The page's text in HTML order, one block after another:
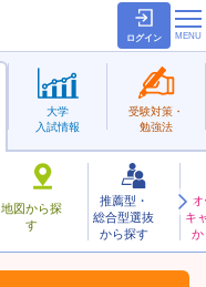
ログイン
地図から探
す
推薦型・
総合型選抜
から探す
キ
か
大学
入試情報
受験対策・
勉強法
お気に入り